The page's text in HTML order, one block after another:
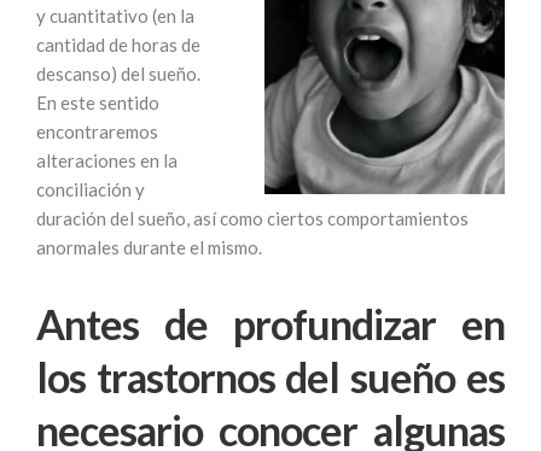
y cuantitativo (en la
cantidad de horas de
descanso) del sueño.
En este sentido
encontraremos
alteraciones en la
conciliación y
duración del sueño, así como ciertos comportamientos
anormales durante el mismo.
Antes de profundizar en
los trastornos del sueño es
necesario conocer algunas